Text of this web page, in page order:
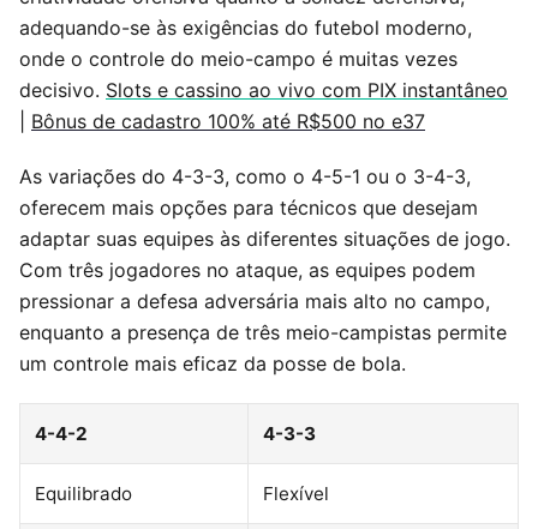
adequando-se às exigências do futebol moderno,
onde o controle do meio-campo é muitas vezes
decisivo. Slots e cassino ao vivo com PIX instantâneo
Bônus de cadastro 100% até R$500 no e37
As variações do 4-3-3, como o 4-5-1 ou o 3-4-3,
oferecem mais opções para técnicos que desejam
adaptar suas equipes às diferentes situações de jogo.
Com três jogadores no ataque, as equipes podem
pressionar a defesa adversária mais alto no campo,
enquanto a presença de três meio-campistas permite
um controle mais eficaz da posse de bola.
4-4-2 4-3-3
Equilibrado Flexível